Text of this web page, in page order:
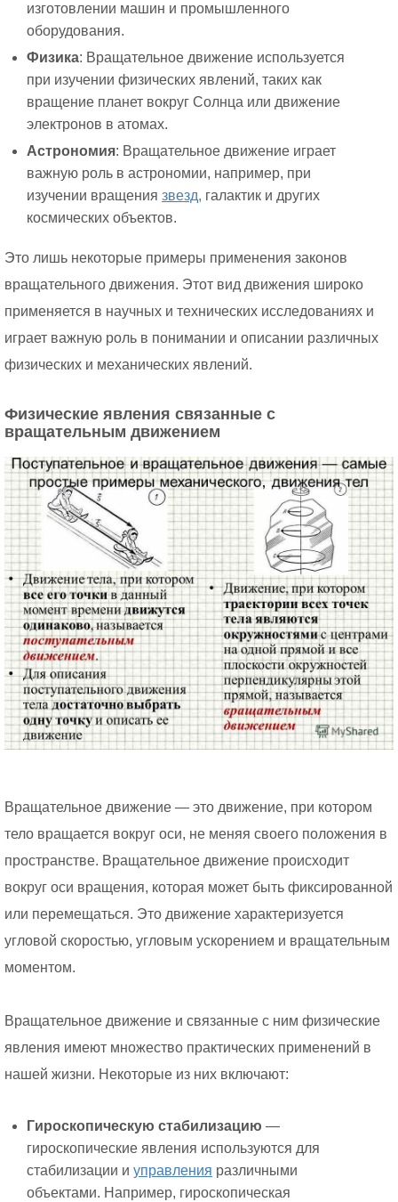
изготовлении машин и промышленного
оборудования.
Физика: Вращательное движение используется
при изучении физических явлений, таких как
вращение планет вокруг Солнца или движение
электронов в атомах.
Астрономия: Вращательное движение играет
важную роль в астрономии, например, при
изучении вращения звезд, галактик и других
космических объектов.
Это лишь некоторые примеры применения законов
вращательного движения. Этот вид движения широко
применяется в научных и технических исследованиях и
играет важную роль в понимании и описании различных
физических и механических явлений.
Физические явления связанные с
вращательным движением
Вращательное движение — это движение, при котором
тело вращается вокруг оси, не меняя своего положения в
пространстве. Вращательное движение происходит
вокруг оси вращения, которая может быть фиксированной
или перемещаться. Это движение характеризуется
угловой скоростью, угловым ускорением и вращательным
моментом.
Вращательное движение и связанные с ним физические
явления имеют множество практических применений в
нашей жизни. Некоторые из них включают:
Гироскопическую стабилизацию —
гироскопические явления используются для
стабилизации и управления различными
объектами. Например, гироскопическая